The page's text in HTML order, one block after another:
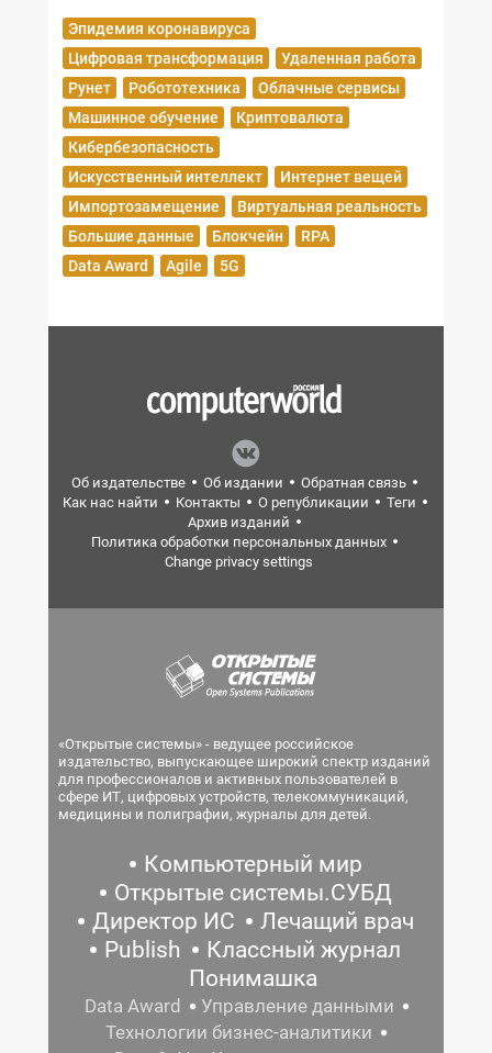
Эпидемия коронавируса
Цифровая трансформация
Удаленная работа
Рунет
Робототехника
Облачные сервисы
Машинное обучение
Криптовалюта
Кибербезопасность
Искусственный интеллект
Интернет вещей
Импортозамещение
Виртуальная реальность
Большие данные
Блокчейн
RPA
Data Award
Agile 5G
Об издательстве Об издании
Обратная связь
Как нас найти
Контакты О републикации
Теги
Архив изданий
Политика обработки персональных данных
Change privacy settings
«Открытые системы» - ведущее российское
издательство, выпускающее широкий спектр изданий
для профессионалов и активных пользователей в
сфере ИТ, цифровых устройств, телекоммуникаций,
медицины и полиграфии, журналы для детей.
Компьютерный мир
Открытые системы.СУБД
Директор ИС
Лечащий врач
Publish
Классный журнал
Понимашка
Data Award
Управление данными
Технологии бизнес-аналитики